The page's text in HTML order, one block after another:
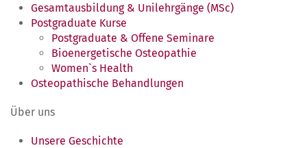
Gesamtausbildung & Unilehrgänge (MSc)
Postgraduate Kurse
Postgraduate & Offene Seminare
Bioenergetische Osteopathie
Women`s Health
Osteopathische Behandlungen
Über uns
Unsere Geschichte